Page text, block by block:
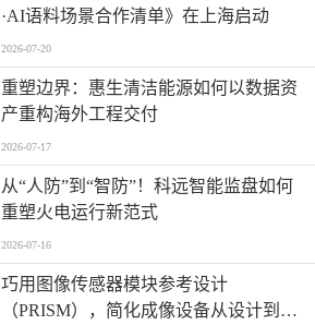
·AI语料场景合作清单》在上海启动
2026-07-20
重塑边界：惠生清洁能源如何以数据资
产重构海外工程交付
2026-07-17
从“人防”到“智防”！科远智能监盘如何
重塑火电运行新范式
2026-07-16
巧用图像传感器模块参考设计
（PRISM），简化成像设备从设计到制